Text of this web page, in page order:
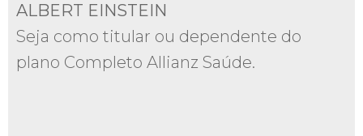
ALBERT EINSTEIN
Seja como titular ou dependente do
plano Completo Allianz Saúde.